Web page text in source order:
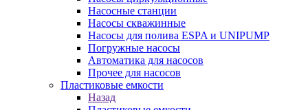
Насосные станции
Насосы скважинные
Насосы для полива ESPA и UNIPUMP
Погружные насосы
Автоматика для насосов
Прочее для насосов
Пластиковые емкости
Назад